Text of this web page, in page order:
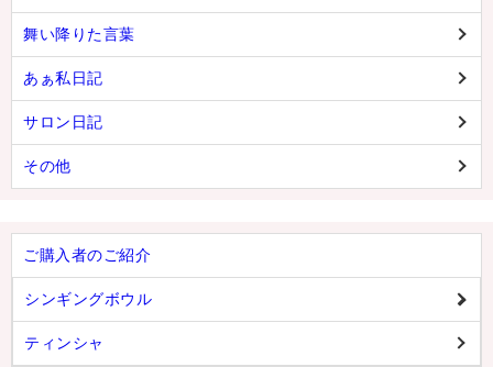
舞い降りた言葉
あぁ私日記
サロン日記
その他
ご購入者のご紹介
シンギングボウル
ティンシャ